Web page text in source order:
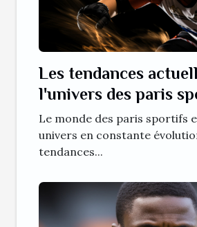
Les tendances
l'univers des paris
ligne
Le monde des paris sportifs
univers en constante
tendances...